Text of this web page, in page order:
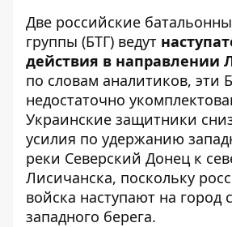
Две российские
группы (БТГ) ведут
действия в направлении
по словам аналитиков, эти
недостаточно
Украинские защитники
усилия по удержанию
реки Северский Донец к
Лисичанска, поскольку
войска наступают на город
западного берега.